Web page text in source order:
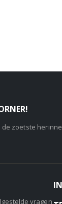
zoetste
vragen